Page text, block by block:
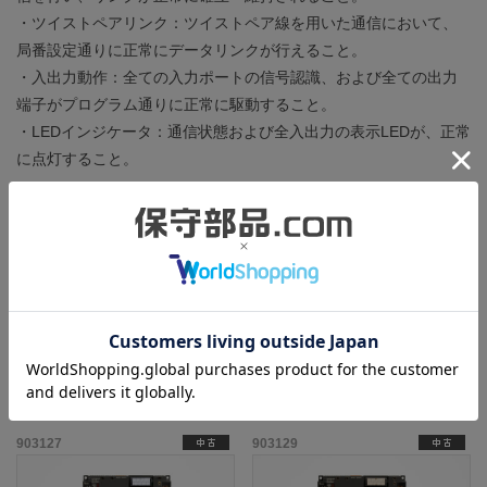
・ツイストペアリンク：ツイストペア線を用いた通信において、
局番設定通りに正常にデータリンクが行えること。
・入出力動作：全ての入力ポートの信号認識、および全ての出力
端子がプログラム通りに正常に駆動すること。
・LEDインジケータ：通信状態および全入出力の表示LEDが、正常
に点灯すること。
本体にはところどころに細かい擦りキズがあるのみで、状態は良
この商品と同一型番の商品
903127 903129